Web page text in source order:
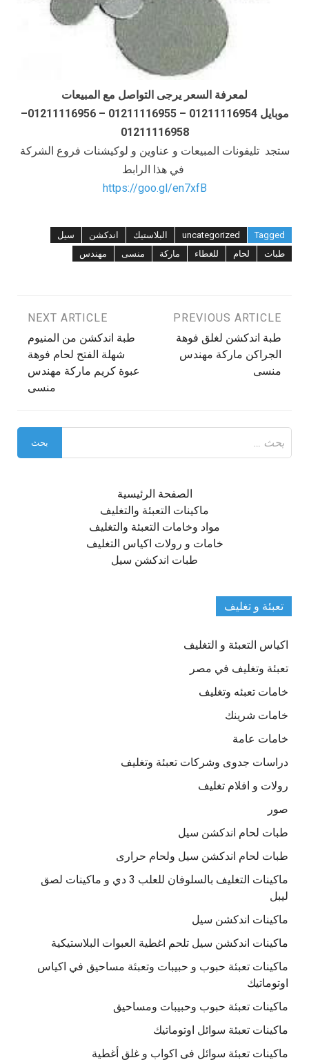
لمعرفة السعر يرجى التواصل مع المبيعات
موبايل 01211116954 – 01211116955 – 01211116956–
01211116958
ستجد تليفونات المبيعات و عناوين و لوكيشنات فروع الشركة
في هذا الرابط
https://goo.gl/en7xfB
Tagged
uncategorized البلاستيك اندكشن
سيل
طبات
لحام للغطاء ماركة منسى مهندس
تصفّح
المقالات
PREVIOUS ARTICLE
طبة اندكشن لغلق فوهة
الجراكن ماركة مهندس
منسى
NEXT ARTICLE
طبة اندكشن من المنيوم
شهلة الفتح لحام فوهة
عبوة كريم ماركة مهندس
منسى
عن:
الصفحة الرئيسية
ماكينات التعبئة والتغليف
مواد وخامات التعبئة والتغليف
خامات و رولات اكياس التغليف
طبات اندكشن سيل
تعبئة و تغليف
اكياس التعبئة و التغليف
تعبئة وتغليف في مصر
خامات تعبئه وتغليف
خامات شرينك
خامات عامة
دراسات جدوى وشركات تعبئة وتغليف
رولات و افلام تغليف
صور
طبات لحام اندكشن سيل
طبات لحام اندكشن سيل ولحام حرارى
ماكينات التغليف بالسلوفان للعلب 3 دي و ماكينات لصق
ليبل
ماكينات اندكشن سيل
ماكينات اندكشن سيل تلحم اغطية العبوات البلاستيكية
ماكينات تعبئة حبوب و حبيبات وتعبئة مساحيق في اكياس
اوتوماتيك
ماكينات تعبئة حبوب وحبيبات ومساحيق
ماكينات تعبئة سوائل اوتوماتيك
ماكينات تعبئة سوائل فى اكواب و غلق أغطية